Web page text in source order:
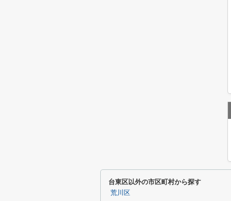
台東区以外の市区町村から探す
荒川区